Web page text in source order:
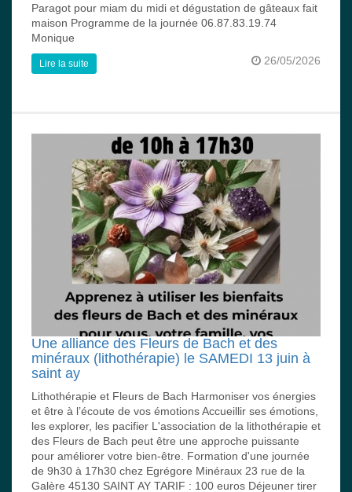
Paragot pour miam du midi et dégustation de gâteaux fait
maison Programme de la journée 06.87.83.19.74
Monique
26/05/2026
Lire la suite
Une alliance des Fleurs de Bach et des
minéraux (lithothérapie) le SAMEDI 13 juin à
saint ay
Lithothérapie et Fleurs de Bach Harmoniser vos énergies
et être à l’écoute de vos émotions Accueillir ses émotions,
les explorer, les pacifier L'association de la lithothérapie et
des Fleurs de Bach peut être une approche puissante
pour améliorer votre bien-être. Formation d'une journée
de 9h30 à 17h30 chez Egrégore Minéraux 23 rue de la
Galère 45130 SAINT AY TARIF : 100 euros Déjeuner tirer